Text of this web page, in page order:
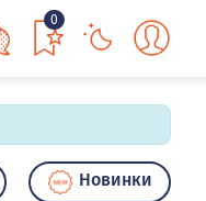
0
Новинки